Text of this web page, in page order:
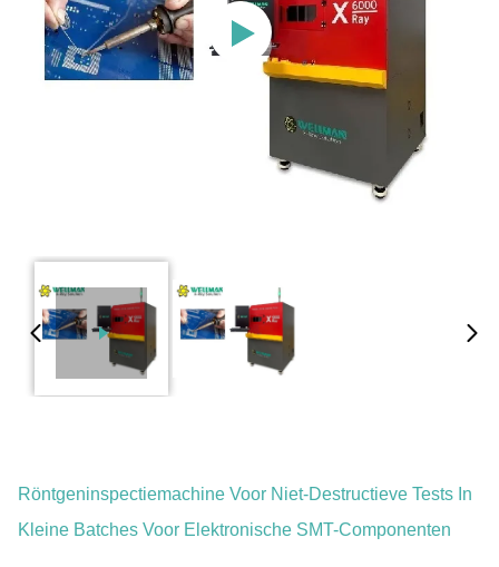
Röntgeninspectiemachine Voor Niet-Destructieve Tests In
Kleine Batches Voor Elektronische SMT-Componenten